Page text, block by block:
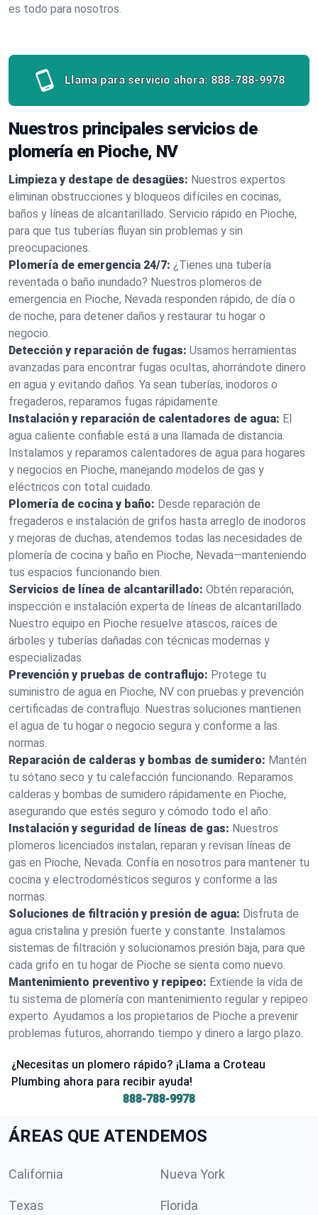
es todo para nosotros.
Llama para servicio ahora: 888-788-9978
Nuestros principales servicios de
plomería en Pioche, NV
Limpieza y destape de desagües: Nuestros expertos
eliminan obstrucciones y bloqueos difíciles en cocinas,
baños y líneas de alcantarillado. Servicio rápido en Pioche,
para que tus tuberías fluyan sin problemas y sin
preocupaciones.
Plomería de emergencia 24/7: ¿Tienes una tubería
reventada o baño inundado? Nuestros plomeros de
emergencia en Pioche, Nevada responden rápido, de día o
de noche, para detener daños y restaurar tu hogar o
negocio.
Detección y reparación de fugas: Usamos herramientas
avanzadas para encontrar fugas ocultas, ahorrándote dinero
en agua y evitando daños. Ya sean tuberías, inodoros o
fregaderos, reparamos fugas rápidamente.
Instalación y reparación de calentadores de agua: El
agua caliente confiable está a una llamada de distancia.
Instalamos y reparamos calentadores de agua para hogares
y negocios en Pioche, manejando modelos de gas y
eléctricos con total cuidado.
Plomería de cocina y baño: Desde reparación de
fregaderos e instalación de grifos hasta arreglo de inodoros
y mejoras de duchas, atendemos todas las necesidades de
plomería de cocina y baño en Pioche, Nevada—manteniendo
tus espacios funcionando bien.
Servicios de línea de alcantarillado: Obtén reparación,
inspección e instalación experta de líneas de alcantarillado.
Nuestro equipo en Pioche resuelve atascos, raíces de
árboles y tuberías dañadas con técnicas modernas y
especializadas.
Prevención y pruebas de contraflujo: Protege tu
suministro de agua en Pioche, NV con pruebas y prevención
certificadas de contraflujo. Nuestras soluciones mantienen
el agua de tu hogar o negocio segura y conforme a las
normas.
Reparación de calderas y bombas de sumidero: Mantén
tu sótano seco y tu calefacción funcionando. Reparamos
calderas y bombas de sumidero rápidamente en Pioche,
asegurando que estés seguro y cómodo todo el año.
Instalación y seguridad de líneas de gas: Nuestros
plomeros licenciados instalan, reparan y revisan líneas de
gas en Pioche, Nevada. Confía en nosotros para mantener tu
cocina y electrodomésticos seguros y conforme a las
normas.
Soluciones de filtración y presión de agua: Disfruta de
agua cristalina y presión fuerte y constante. Instalamos
sistemas de filtración y solucionamos presión baja, para que
cada grifo en tu hogar de Pioche se sienta como nuevo.
Mantenimiento preventivo y repipeo: Extiende la vida de
tu sistema de plomería con mantenimiento regular y repipeo
experto. Ayudamos a los propietarios de Pioche a prevenir
problemas futuros, ahorrando tiempo y dinero a largo plazo.
¿Necesitas un plomero rápido? ¡Llama a Croteau
Plumbing ahora para recibir ayuda!
888-788-9978
ÁREAS QUE ATENDEMOS
California Nueva York
Texas Florida